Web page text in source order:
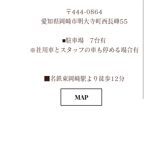
〒444-0864
​愛知県岡崎市明大寺町西長峰55
■​駐車場 7台有
​※社用車とスタッフの車も停める場合有
​■名鉄東岡崎駅より徒歩12分
MAP